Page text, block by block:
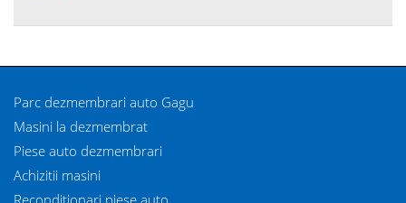
Parc dezmembrari auto Gagu
Masini la dezmembrat
Piese auto dezmembrari
Achizitii masini
Reconditionari piese auto